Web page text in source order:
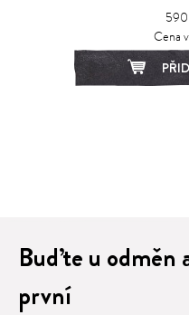
Cena
Buďte u odměn
první